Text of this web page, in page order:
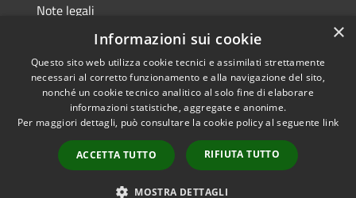
Note legali
Dichiarazione di accessibilità
RSS
Accessibilità
Copyright © 2026 • Comune di
Municipium•
Accesso
redazione
×
Informazioni sui cookie
Questo sito web utilizza cookie tecnici e assimilati strettamente
necessari al corretto funzionamento e alla navigazione del sito,
nonché un cookie tecnico analitico al solo fine di elaborare
informazioni statistiche, aggregate e anonime.
Per maggiori dettagli, può consultare la cookie policy al seguente link
ACCETTA TUTTO RIFIUTA TUTTO
MOSTRA DETTAGLI